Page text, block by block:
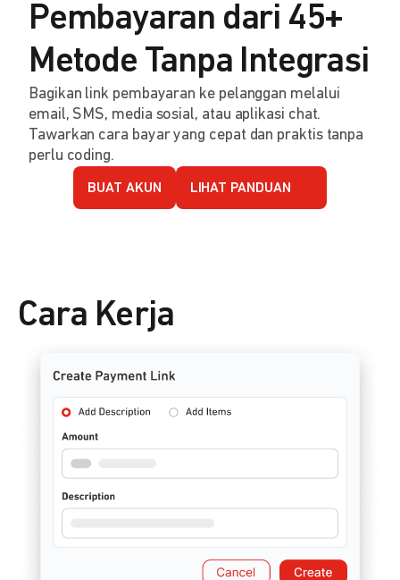
Pembayaran dari 45+
Metode Tanpa Integrasi
Bagikan link pembayaran ke pelanggan melalui
email, SMS, media sosial, atau aplikasi chat.
Tawarkan cara bayar yang cepat dan praktis tanpa
perlu coding.
BUAT AKUN LIHAT PANDUAN
Cara Kerja